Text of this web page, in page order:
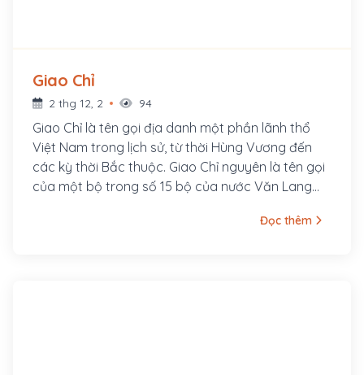
Giao Chỉ
2 thg 12, 2 94
Giao Chỉ là tên gọi địa danh một phần lãnh thổ
Việt Nam trong lịch sử, từ thời Hùng Vương đến
các kỳ thời Bắc thuộc. Giao Chỉ nguyên là tên gọi
của một bộ trong số 15 bộ của nước Văn Lang
đương miền Hà Nội ngày nay và miền hữu ngạn
Đọc thêm